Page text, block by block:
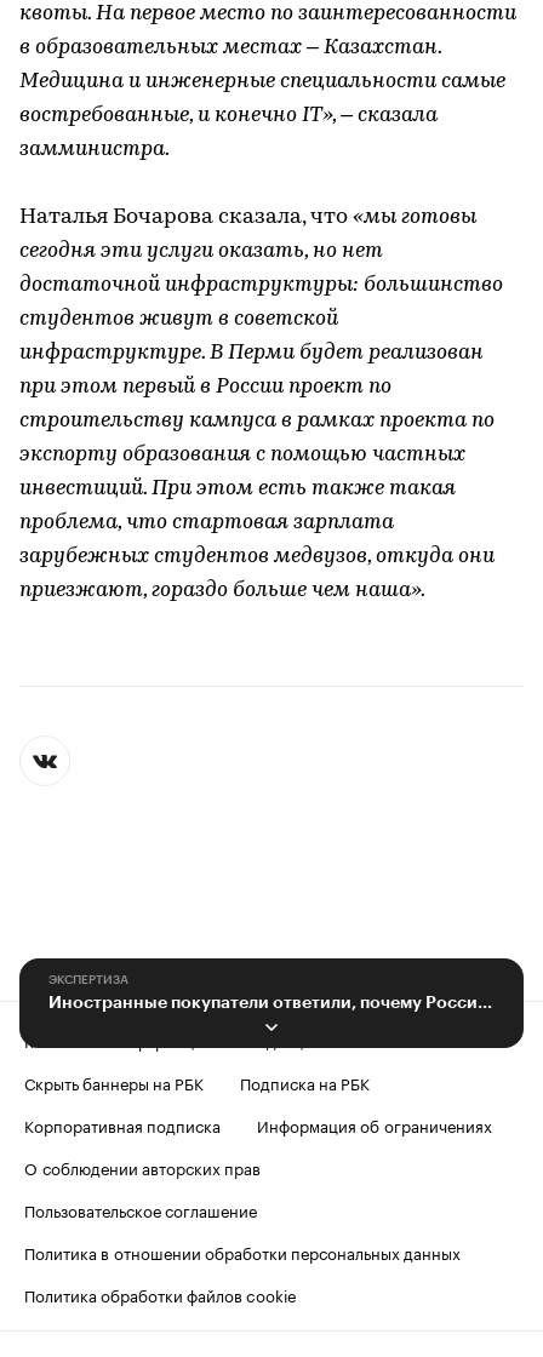
квоты. На первое место по заинтересованности
в образовательных местах – Казахстан.
Медицина и инженерные специальности самые
востребованные, и конечно IT», – сказала
замминистра.
Наталья Бочарова сказала, что «мы готовы
сегодня эти услуги оказать, но нет
достаточной инфраструктуры: большинство
студентов живут в советской
инфраструктуре. В Перми будет реализован
при этом первый в России проект по
строительству кампуса в рамках проекта по
экспорту образования с помощью частных
инвестиций. При этом есть также такая
проблема, что стартовая зарплата
зарубежных студентов медвузов, откуда они
приезжают, гораздо больше чем наша».
ЭКСПЕРТИЗА
Контактная информация
Редакция
Скрыть баннеры на РБК
Подписка на РБК
Корпоративная подписка
Информация об ограничениях
О соблюдении авторских прав
Пользовательское соглашение
Политика в отношении обработки персональных данных
Политика обработки файлов cookie